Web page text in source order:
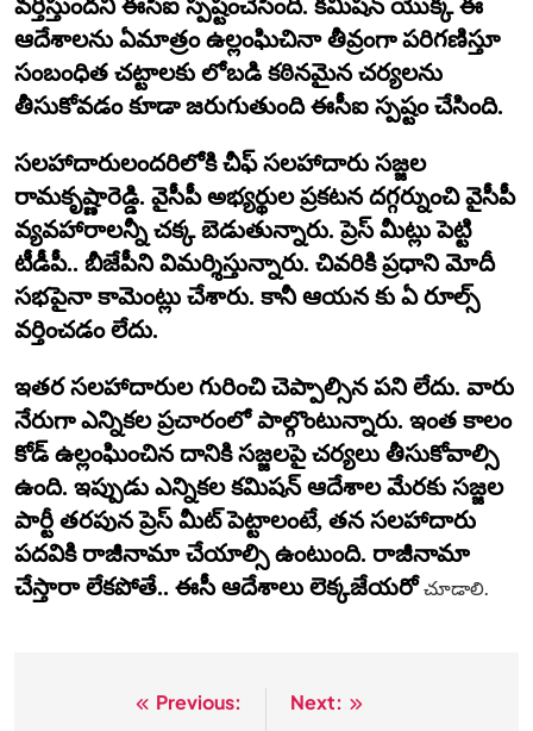
వర్తిస్తుందని ఈసీఐ స్పష్టంచేసింది. కమిషన్ యొక్క ఈ
ఆదేశాలను ఏమాత్రం ఉల్లంఘిచినా తీవ్రంగా పరిగణిస్తూ
సంబంధిత చట్టాలకు లోబడి కఠినమైన చర్యలను
తీసుకోవడం కూడా జరుగుతుంది ఈసీఐ స్పష్టం చేసింది.
సలహాదారులందరిలోకి చీఫ్ సలహాదారు సజ్జల
రామకృష్ణారెడ్డి. వైసీపీ అభ్యర్థుల ప్రకటన దగ్గర్నుంచి వైసీపీ
వ్యవహారాలన్నీ చక్క బెడుతున్నారు. ప్రెస్ మీట్లు పెట్టి
టీడీపీ.. బీజేపీని విమర్శిస్తున్నారు. చివరికి ప్రధాని మోదీ
సభపైనా కామెంట్లు చేశారు. కానీ ఆయన కు ఏ రూల్స్
వర్తించడం లేదు.
ఇతర సలహాదారుల గురించి చెప్పాల్సిన పని లేదు. వారు
నేరుగా ఎన్నికల ప్రచారంలో పాల్గొంటున్నారు. ఇంత కాలం
కోడ్ ఉల్లంఘించిన దానికి సజ్జలపై చర్యలు తీసుకోవాల్సి
ఉంది. ఇప్పుడు ఎన్నికల కమిషన్ ఆదేశాల మేరకు సజ్జల
పార్టీ తరపున ప్రెస్ మీట్ పెట్టాలంటే, తన సలహాదారు
పదవికి రాజీనామా చేయాల్సి ఉంటుంది. రాజీనామా
చేస్తారా లేకపోతే.. ఈసీ ఆదేశాలు లెక్కజేయరోచూడాలి.
Previous:
Next: